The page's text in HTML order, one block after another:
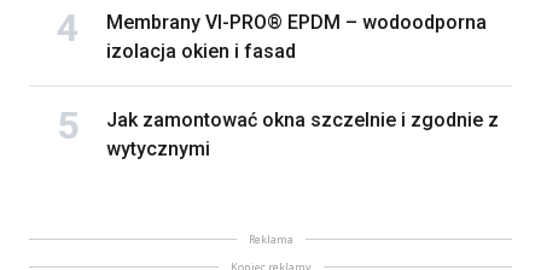
Membrany VI-PRO® EPDM – wodoodporna
izolacja okien i fasad
Jak zamontować okna szczelnie i zgodnie z
wytycznymi
Reklama